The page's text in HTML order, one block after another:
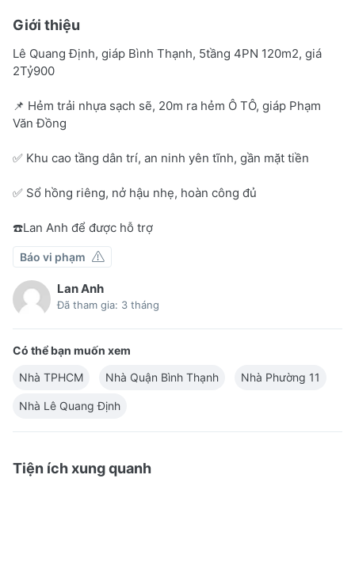
Giới thiệu
Lê Quang Định, giáp Bình Thạnh, 5tầng 4PN 120m2, giá
2Tỷ900
📌 Hẻm trải nhựa sạch sẽ, 20m ra hẻm Ô TÔ, giáp Phạm
Văn Đồng
✅ Khu cao tầng dân trí, an ninh yên tĩnh, gần mặt tiền
✅ Sổ hồng riêng, nở hậu nhẹ, hoàn công đủ
☎️Lan Anh để được hỗ trợ
Báo vi phạm
Lan Anh
Đã tham gia: 3 tháng
Có thể bạn muốn xem
Nhà TPHCM
Nhà Quận Bình Thạnh Nhà Phường 11
Nhà Lê Quang Định
Tiện ích xung quanh